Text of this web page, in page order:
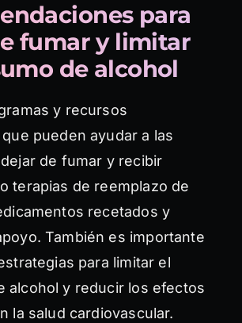
para
fumar y limitar
de alcohol
y recursos
pueden ayudar a las
de fumar y recibir
terapias de reemplazo de
recetados y
También es importante
para limitar el
alcohol y reducir los efectos
la salud cardiovascular.